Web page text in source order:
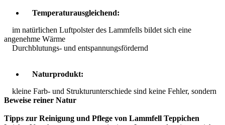
Temperaturausgleichend:
im natürlichen Luftpolster des Lammfells bildet sich eine
angenehme Wärme
Durchblutungs- und entspannungsfördernd
Naturprodukt:
kleine Farb- und Strukturunterschiede sind keine Fehler, sondern
Beweise reiner Natur
Tipps zur Reinigung und Pflege von Lammfell Teppichen